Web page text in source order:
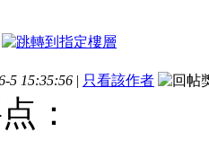
5 15:35:56 | 只看該作者
：